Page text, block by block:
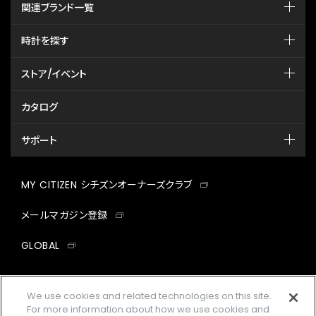
関連ブランド一覧
時計を探す
ストア/イベント
カタログ
サポート
MY CITIZEN シチズンオーナーズクラブ
メールマガジン登録
GLOBAL
We use cookies and related technologies on this site.
For more information about how we use cookies and